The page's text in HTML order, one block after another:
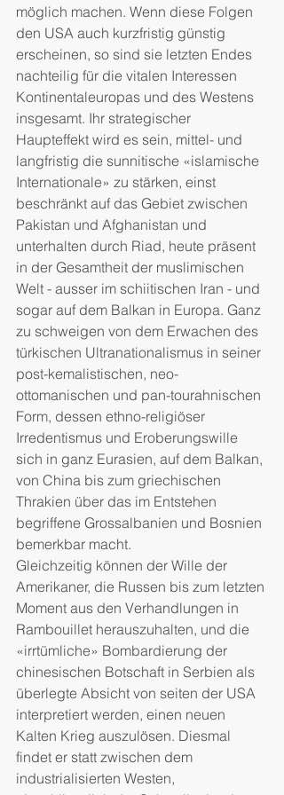
möglich machen. Wenn diese Folgen
den USA auch kurzfristig günstig
erscheinen, so sind sie letzten Endes
nachteilig für die vitalen Interessen
Kontinentaleuropas und des Westens
insgesamt. Ihr strategischer
Haupteffekt wird es sein, mittel- und
langfristig die sunnitische «islamische
Internationale» zu stärken, einst
beschränkt auf das Gebiet zwischen
Pakistan und Afghanistan und
unterhalten durch Riad, heute präsent
in der Gesamtheit der muslimischen
Welt - ausser im schiitischen Iran - und
sogar auf dem Balkan in Europa. Ganz
zu schweigen von dem Erwachen des
türkischen Ultranationalismus in seiner
post-kemalistischen, neo-
ottomanischen und pan-tourahnischen
Form, dessen ethno-religiöser
Irredentismus und Eroberungswille
sich in ganz Eurasien, auf dem Balkan,
von China bis zum griechischen
Thrakien über das im Entstehen
begriffene Grossalbanien und Bosnien
bemerkbar macht.
Gleichzeitig können der Wille der
Amerikaner, die Russen bis zum letzten
Moment aus den Verhandlungen in
Rambouillet herauszuhalten, und die
«irrtümliche» Bombardierung der
chinesischen Botschaft in Serbien als
überlegte Absicht von seiten der USA
interpretiert werden, einen neuen
Kalten Krieg auszulösen. Diesmal
findet er statt zwischen dem
industrialisierten Westen,